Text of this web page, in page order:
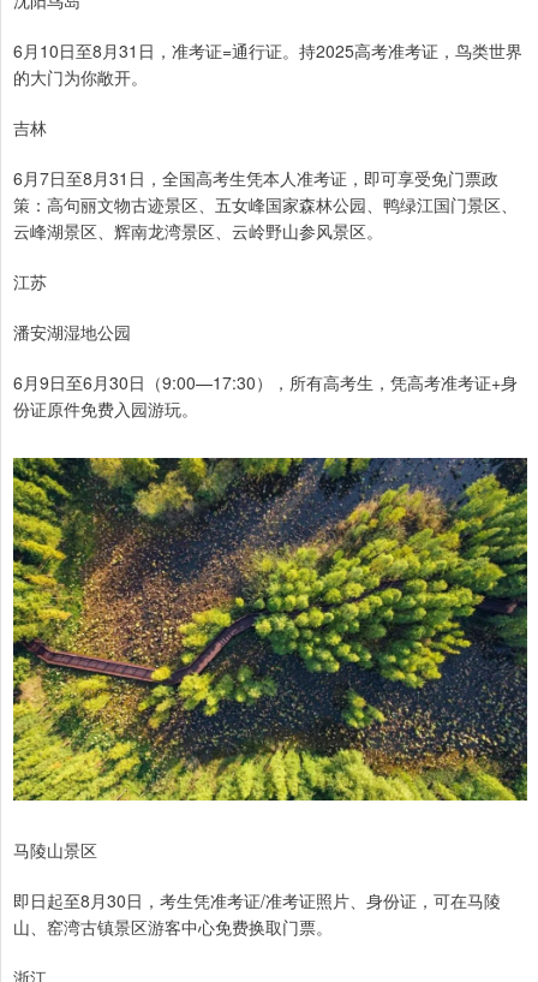
6月10日至8月31日，准考证=通行证。持2025高考准考证，鸟类世界
的大门为你敞开。
吉林
6月7日至8月31日，全国高考生凭本人准考证，即可享受免门票政
策：高句丽文物古迹景区、五女峰国家森林公园、鸭绿江国门景区、
云峰湖景区、辉南龙湾景区、云岭野山参风景区。
江苏
潘安湖湿地公园
6月9日至6月30日（9:00—17:30），所有高考生，凭高考准考证+身
份证原件免费入园游玩。
马陵山景区
即日起至8月30日，考生凭准考证/准考证照片、身份证，可在马陵
山、窑湾古镇景区游客中心免费换取门票。